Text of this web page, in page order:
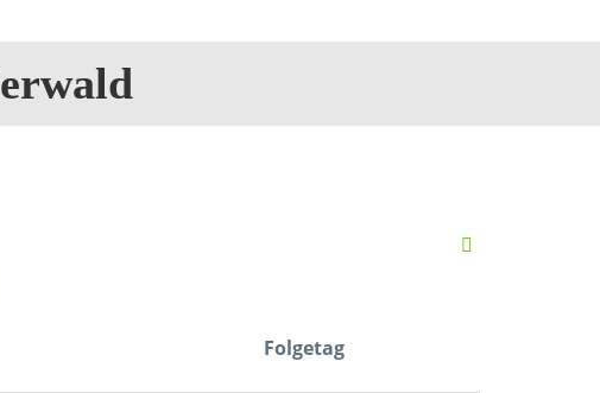
Folgetag